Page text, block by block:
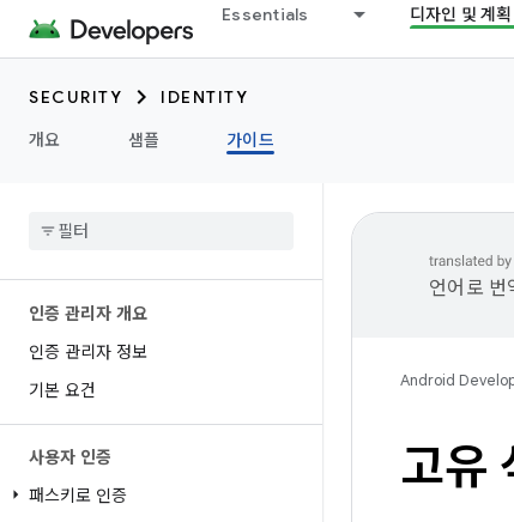
Essentials 디자인 및 계획
SECURITY
IDENTITY
개요
샘플 가이드
인증 관리자 개요
인증 관리자 정보
기본 요건
사용자 인증
패스키로 인증
언어로 번
Android
고유